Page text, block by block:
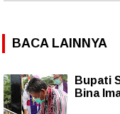
BACA LAINNYA
Bupati
Bina